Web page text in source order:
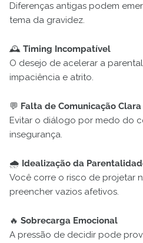
Diferenças antigas podem
tema da gravidez.
🕰️ Timing Incompatível
O desejo de acelerar a
impaciência e atrito.
💬 Falta de Comunicação Clara
Evitar o diálogo por medo do
insegurança.
🌧️ Idealização da
Você corre o risco de projetar
preencher vazios afetivos.
🔥 Sobrecarga Emocional
A pressão de decidir pode